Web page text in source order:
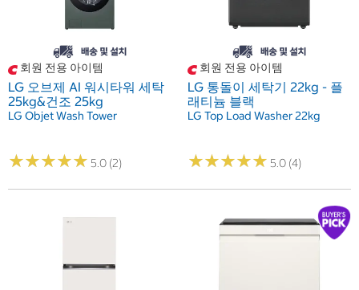
회원 전용 아이템
LG 오브제 AI 워시타워 세탁
25kg&건조 25kg
LG Objet Wash Tower
★★★★★
★★★★★ 5.0 (2)
회원 전용 아이템
LG 통돌이 세탁기 22kg - 플
래티늄 블랙
LG Top Load Washer 22kg
★★★★★
★★★★★ 5.0 (4)